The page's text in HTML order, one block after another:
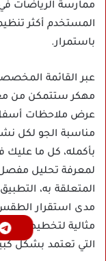
ممارسة الرياضات
المستخدم أكثر
باستمرار.
مهكر ستتمكن من
عرض ملاحظات أسفل
مناسبة الجو لكل
بأكمله، كل ما عليك
لمعرفة تحليل
المتعلقة به،
مدى استقرار الطقس
مثالية لتخطيط
التي تعتمد بشكل